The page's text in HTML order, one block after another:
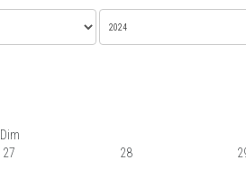
Dim
27 28